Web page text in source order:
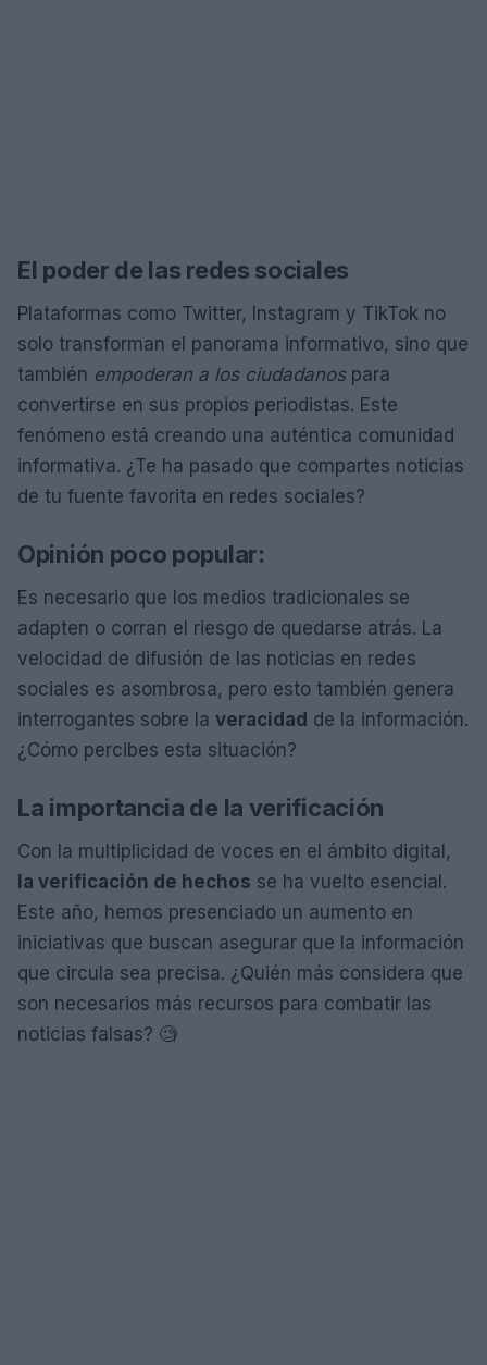
El poder de las redes sociales
Plataformas como Twitter, Instagram y TikTok no
solo transforman el panorama informativo, sino que
también empoderan a los ciudadanospara
convertirse en sus propios periodistas. Este
fenómeno está creando una auténtica comunidad
informativa. ¿Te ha pasado que compartes noticias
de tu fuente favorita en redes sociales?
Opinión poco popular:
Es necesario que los medios tradicionales se
adapten o corran el riesgo de quedarse atrás. La
velocidad de difusión de las noticias en redes
sociales es asombrosa, pero esto también genera
interrogantes sobre la veracidad de la información.
¿Cómo percibes esta situación?
La importancia de la verificación
Con la multiplicidad de voces en el ámbito digital,
la verificación de hechos se ha vuelto esencial.
Este año, hemos presenciado un aumento en
iniciativas que buscan asegurar que la información
que circula sea precisa. ¿Quién más considera que
son necesarios más recursos para combatir las
noticias falsas? 🧐